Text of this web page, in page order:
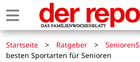
Startseite > Ratgeber >
besten Sportarten für Senioren